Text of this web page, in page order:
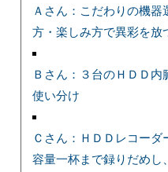
Ａさん：こだわりの機
方・楽しみ方で異彩を放
Ｂさん：３台のＨＤＤ
使い分け
Ｃさん：ＨＤＤレコー
容量一杯まで録りだめし